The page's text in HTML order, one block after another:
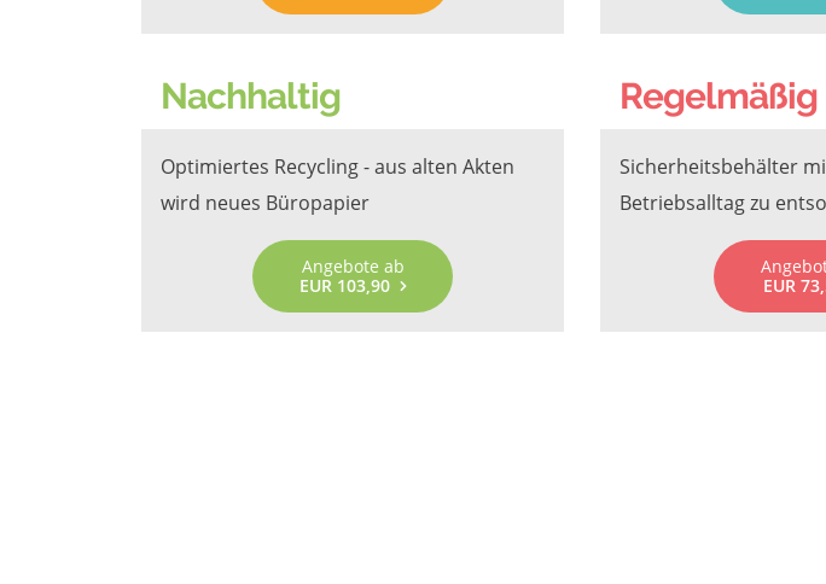
Nachhaltig
Optimiertes Recycling - aus alten Akten
wird neues Büropapier
Angebote ab
EUR 103,90
Regelmäßig
Sicherheitsbehälter
Betriebsalltag zu
EUR